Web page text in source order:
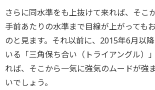
さらに同水準をも上抜けて来れば、そこ
手前あたりの水準まで目線が上がっても
のと見ます。それ以前に、2015年6月以
いる「三角保ち合い（トライアングル）
れば、そこから一気に強気のムードが強
いでしょう。